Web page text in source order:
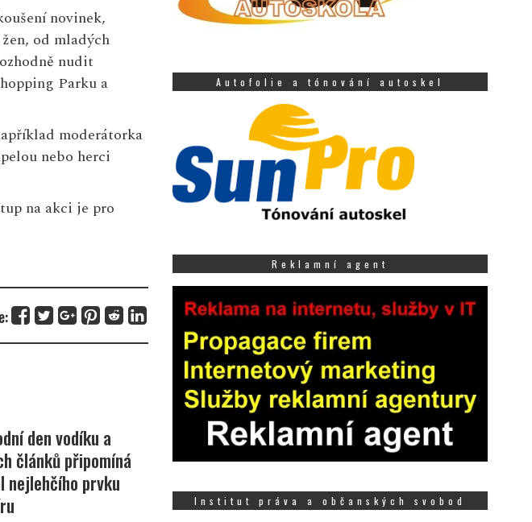
novinek,
od mladých
nudit
Parku a
moderátorka
nebo herci
na akci je pro
den vodíku a
článků připomíná
nejlehčího prvku
Nový burčák na stánku
Zmrzlina Kruháč: Poctivost a
10 ZÁŘÍ, 2025
Zlatý žeton přinesl
zákazníci Tesco
a mladých
Autofolie a tónování autoskel
Reklamní agent
Institut práva a občanských svobod